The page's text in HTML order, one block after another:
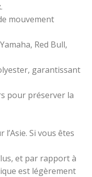
mouvement
Red Bull,
garantissant
pour préserver la
Si vous êtes
et par rapport à
est légèrement